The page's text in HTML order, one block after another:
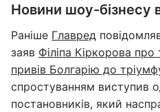
Новини шоу-бізнесу в
Раніше Главред
заяв Філіпа Кіркорова
привів Болгарію до
спростуванням виступив
постановників, який